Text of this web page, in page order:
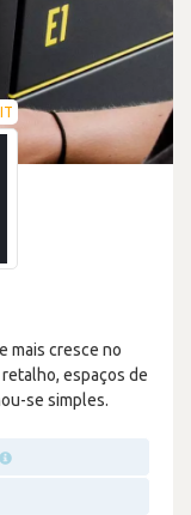
mais cresce no
espaços de
se simples.